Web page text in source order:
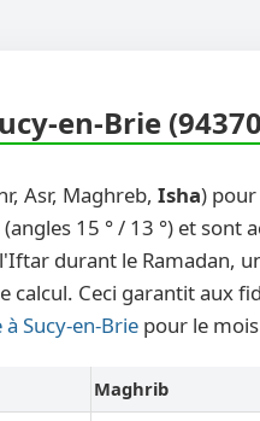
en-Brie
Asr, Maghreb, Isha) pour
15 ° / 13 °) et sont
durant le Ramadan,
Ceci garantit aux
Sucy-en-Brie pour le
Maghrib